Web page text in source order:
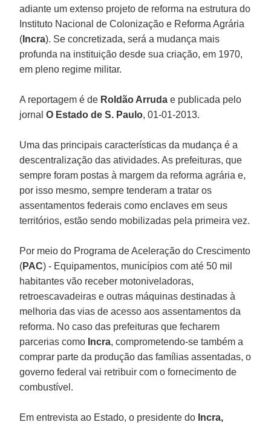
adiante um extenso projeto de reforma na estrutura do
Instituto Nacional de Colonização e Reforma Agrária
( Incra). Se concretizada, será a mudança mais
profunda na instituição desde sua criação, em 1970,
em pleno regime militar.
A reportagem é de Roldão Arruda e publicada pelo
jornalO Estado de S. Paulo, 01-01-2013.
Uma das principais características da mudança é a
descentralização das atividades. As prefeituras, que
sempre foram postas à margem da reforma agrária e,
por isso mesmo, sempre tenderam a tratar os
assentamentos federais como enclaves em seus
territórios, estão sendo mobilizadas pela primeira vez.
Por meio do Programa de Aceleração do Crescimento
(PAC) - Equipamentos, municípios com até 50 mil
habitantes vão receber motoniveladoras,
retroescavadeiras e outras máquinas destinadas à
melhoria das vias de acesso aos assentamentos da
reforma. No caso das prefeituras que fecharem
parcerias como Incra, comprometendo-se também a
comprar parte da produção das famílias assentadas, o
governo federal vai retribuir com o fornecimento de
combustível.
Em entrevista ao Estado, o presidente do Incra,